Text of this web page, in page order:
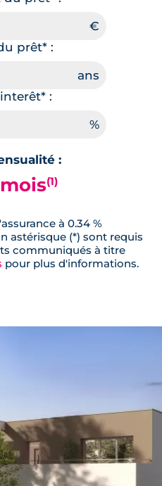
prêt* :
:
:
(1)
à 0.34 %
astérisque (*) sont requis
communiqués à titre
pour plus d'informations.